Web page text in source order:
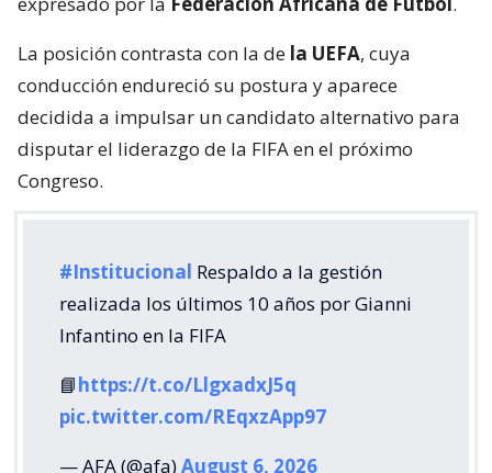
La posición contrasta con la de la UEFA, cuya
conducción endureció su postura y aparece
decidida a impulsar un candidato alternativo para
disputar el liderazgo de la FIFA en el próximo
Congreso.
#Institucional Respaldo a la gestión
realizada los últimos 10 años por Gianni
Infantino en la FIFA
📘https://t.co/LlgxadxJ5q
pic.twitter.com/REqxzApp97
— AFA (@afa)August 6, 2026